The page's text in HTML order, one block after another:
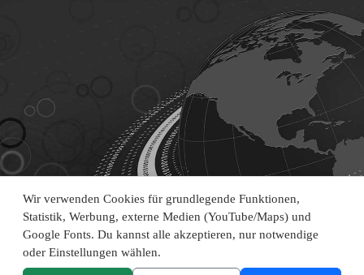
Wir verwenden Cookies für grundlegende Funktionen,
Statistik, Werbung, externe Medien (YouTube/Maps) und
Google Fonts. Du kannst alle akzeptieren, nur notwendige
oder Einstellungen wählen.